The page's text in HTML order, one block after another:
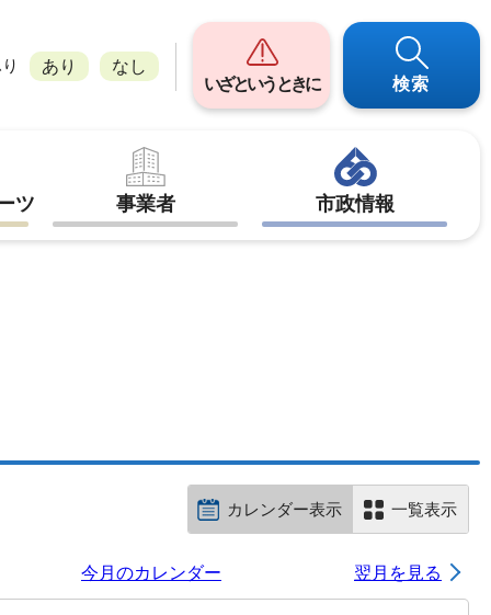
あり
なし
いざというときに
検索
ツ 事業者 市政情報
カレンダー表示 一覧表示
今月のカレンダー 翌月を見る